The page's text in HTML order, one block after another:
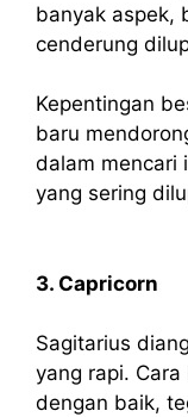
banyak aspek,
cenderung
Kepentingan
baru
dalam mencari
yang sering
3. Capricorn
Sagitarius
yang rapi.
dengan baik,